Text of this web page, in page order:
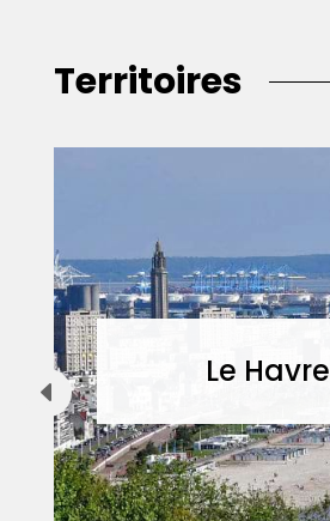
Territoires
Le Havre